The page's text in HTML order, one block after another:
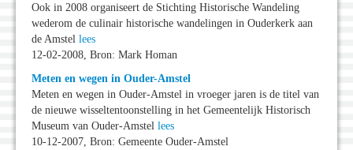
Ook in 2008 organiseert de Stichting Historische Wandeling
wederom de culinair historische wandelingen in Ouderkerk aan
de Amstel lees
12-02-2008, Bron: Mark Homan
Meten en wegen in Ouder-Amstel
Meten en wegen in Ouder-Amstel in vroeger jaren is de titel van
de nieuwe wisseltentoonstelling in het Gemeentelijk Historisch
Museum van Ouder-Amstel lees
10-12-2007, Bron: Gemeente Ouder-Amstel